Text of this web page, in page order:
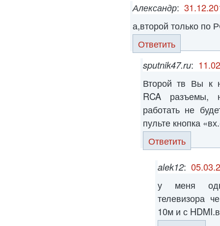
Александр:
а,второй только по
Ответить
sputnik47.ru:
Второй тв Вы к
RCA разъемы,
работать не
пульте кнопка
Ответить
alek12:
у меня
телевизора
10м и с